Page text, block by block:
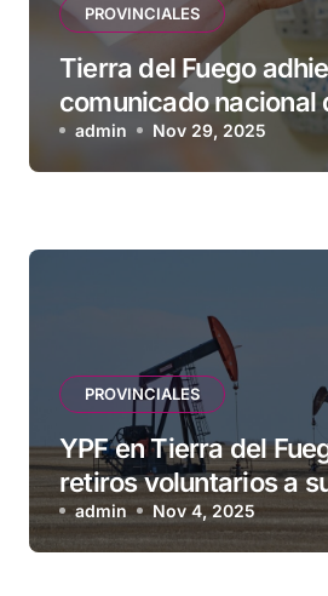
PROVINCIALES
Tierra del Fuego
comunicado nacional
la seguridad y eficacia
vacunas
admin Nov 29, 2025
PROVINCIALES
YPF en Tierra del
retiros voluntarios a
contratistas
admin Nov 4, 2025